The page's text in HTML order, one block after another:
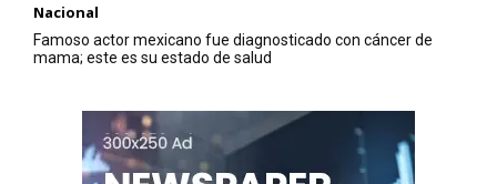
Nacional
Famoso actor mexicano fue diagnosticado con cáncer de
mama; este es su estado de salud